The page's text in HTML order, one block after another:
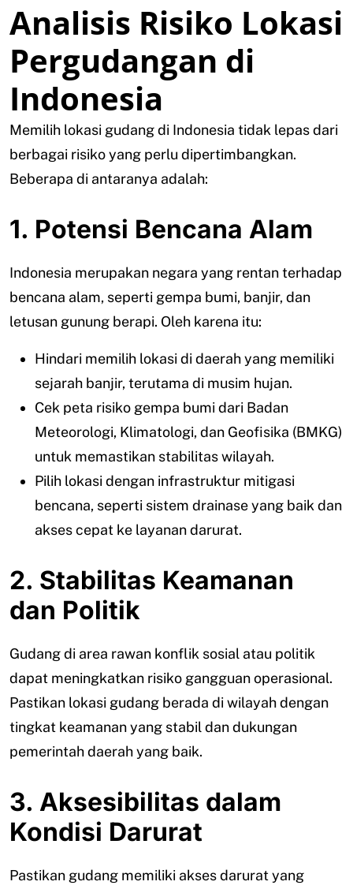
Analisis Risiko Lokasi
Pergudangan di
Indonesia
Memilih lokasi gudang di Indonesia tidak lepas dari
berbagai risiko yang perlu dipertimbangkan.
Beberapa di antaranya adalah:
1. Potensi Bencana Alam
Indonesia merupakan negara yang rentan terhadap
bencana alam, seperti gempa bumi, banjir, dan
letusan gunung berapi. Oleh karena itu:
Hindari memilih lokasi di daerah yang memiliki
sejarah banjir, terutama di musim hujan.
Cek peta risiko gempa bumi dari Badan
Meteorologi, Klimatologi, dan Geofisika (BMKG)
untuk memastikan stabilitas wilayah.
Pilih lokasi dengan infrastruktur mitigasi
bencana, seperti sistem drainase yang baik dan
akses cepat ke layanan darurat.
2. Stabilitas Keamanan
dan Politik
Gudang di area rawan konflik sosial atau politik
dapat meningkatkan risiko gangguan operasional.
Pastikan lokasi gudang berada di wilayah dengan
tingkat keamanan yang stabil dan dukungan
pemerintah daerah yang baik.
3. Aksesibilitas dalam
Kondisi Darurat
Pastikan gudang memiliki akses darurat yang